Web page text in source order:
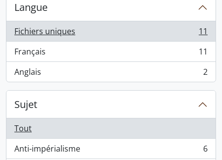
Langue
Fichiers uniques
, 11 résultats
11
Français
, 11 résultats
11
Anglais
, 2 résultats 2
Sujet
Tout
Anti-impérialisme
, 6 résultats
6